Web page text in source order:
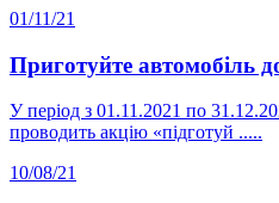
01/11/21
Приготуйте автомобіль
У період з 01.11.2021 по
проводить акцію «підготуй .....
10/08/21